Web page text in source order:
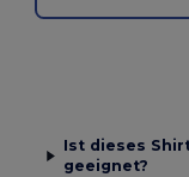
Ist dieses
geeignet?